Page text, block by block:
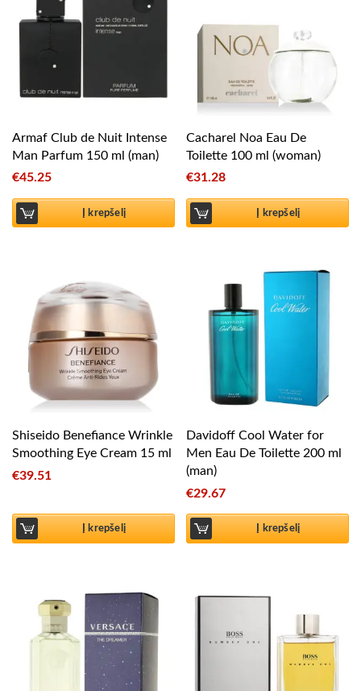
Armaf Club de Nuit Intense
Man Parfum 150 ml (man)
€45.25
Į krepšelį
Cacharel Noa Eau De
Toilette 100 ml (woman)
€31.28
Į krepšelį
Shiseido Benefiance Wrinkle
Smoothing Eye Cream 15 ml
€39.51
Į krepšelį
Davidoff Cool Water for
Men Eau De Toilette 200 ml
(man)
€29.67
Į krepšelį